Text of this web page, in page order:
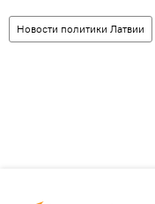
Новости политики Латвии